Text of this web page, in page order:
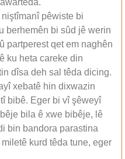
pêwiste bi
berhemên bi sûd jê werin
partperest qet em naghên
ku heta careke din
dîsa deh sal têda dicing.
xebatê hin dixwazin
bibê. Eger bi vî şêweyî
bila ê xwe bibêje, lê
bin bandora parastina
kurd têda tune, eger